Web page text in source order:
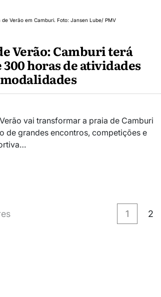
de Verão em Camburi. Foto: Jansen Lube/ PMV
Verão: Camburi terá
300 horas de atividades
vai transformar a praia de Camburi
de grandes encontros, competições e
1 2